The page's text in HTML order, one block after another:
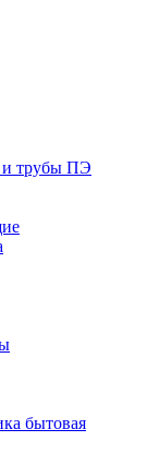
и трубы ПЭ
бытовая